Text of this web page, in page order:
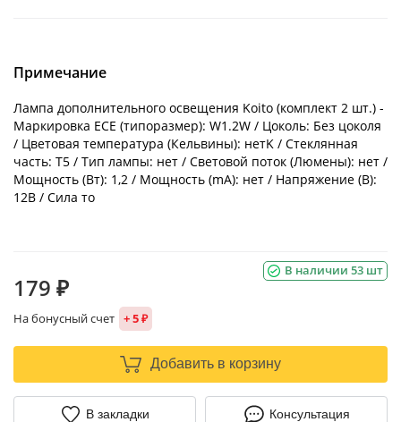
Примечание
Лампа дополнительного освещения Koito (комплект 2 шт.) -
Маркировка ECE (типоразмер): W1.2W / Цоколь: Без цоколя
/ Цветовая температура (Кельвины): нетK / Стеклянная
часть: T5 / Тип лампы: нет / Световой поток (Люмены): нет /
Мощность (Вт): 1,2 / Мощность (mA): нет / Напряжение (В):
12В / Сила то
В наличии 53 шт
179 ₽
На бонусный счет + 5 ₽
Добавить в корзину
В закладки Консультация